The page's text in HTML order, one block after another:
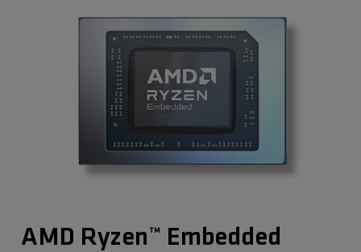
AMD Ryzen™ Embedded